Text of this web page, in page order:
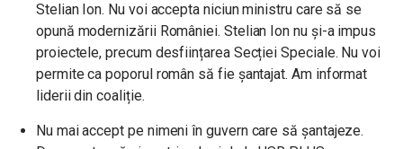
Stelian Ion. Nu voi accepta niciun ministru care să se
opună modernizării României. Stelian Ion nu și-a impus
proiectele, precum desființarea Secției Speciale. Nu voi
permite ca poporul român să fie șantajat. Am informat
liderii din coaliție.
Nu mai accept pe nimeni în guvern care să șantajeze.